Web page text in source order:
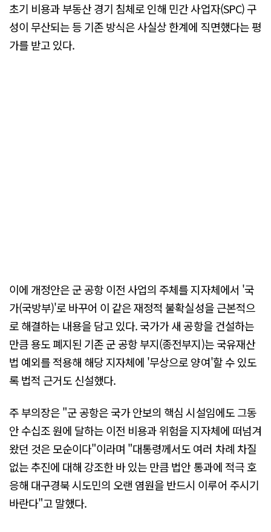
초기 비용과 부동산 경기 침체로 인해 민간 사업자(SPC) 구
성이 무산되는 등 기존 방식은 사실상 한계에 직면했다는 평
가를 받고 있다.
이에 개정안은 군 공항 이전 사업의 주체를 지자체에서 '국
가(국방부)'로 바꾸어 이 같은 재정적 불확실성을 근본적으
로 해결하는 내용을 담고 있다. 국가가 새 공항을 건설하는
만큼 용도 폐지된 기존 군 공항 부지(종전부지)는 국유재산
법 예외를 적용해 해당 지자체에 '무상으로 양여'할 수 있도
록 법적 근거도 신설했다.
주 부의장은 "군 공항은 국가 안보의 핵심 시설임에도 그동
안 수십조 원에 달하는 이전 비용과 위험을 지자체에 떠넘겨
왔던 것은 모순이다"이라며 "대통령께서도 여러 차례 차질
없는 추진에 대해 강조한 바 있는 만큼 법안 통과에 적극 호
응해 대구경북 시도민의 오랜 염원을 반드시 이루어 주시기
바란다"고 말했다.